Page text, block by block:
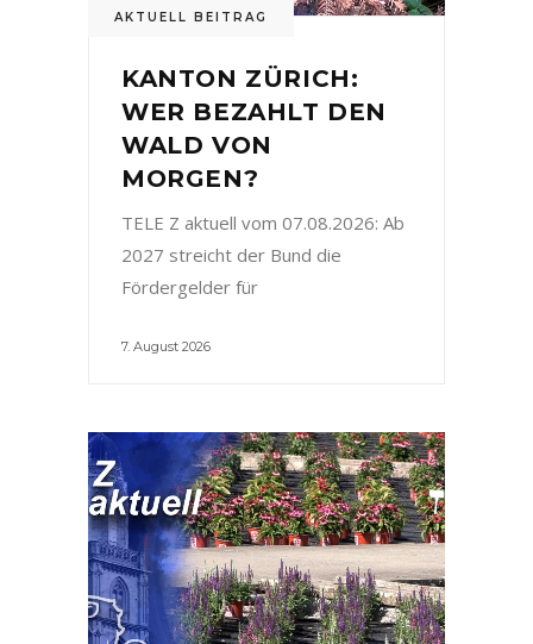
AKTUELL BEITRAG
KANTON ZÜRICH:
WER BEZAHLT DEN
WALD VON
MORGEN?
TELE Z aktuell vom 07.08.2026: Ab
2027 streicht der Bund die
Fördergelder für
7. August 2026